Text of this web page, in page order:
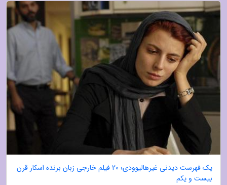
یک فهرست دیدنی غیرهالیوودی؛ 20 فیلم خارجی زبان برنده اسکار قرن
بیست و یکم